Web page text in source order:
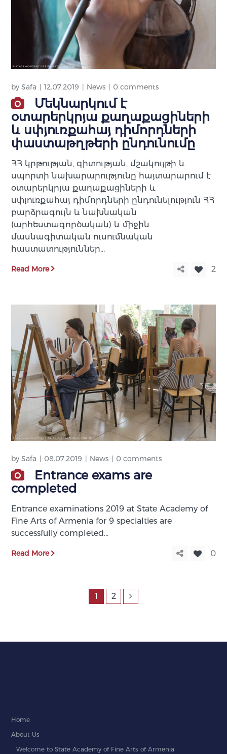
bySafa 12.07.2019 News 0 comments
Մեկնարկում է
օտարերկրյա քաղաքացիների
և սփյուռքահայ դիմորդների
փաստաթղթերի ընդունումը
ՀՀ կրթության, գիտության, մշակույթի և
սպորտի նախարարությունը հայտարարում է
օտարերկրյա քաղաքացիների և
սփյուռքահայ դիմորդների ընդունելություն ՀՀ
բարձրագույն և նախնական
(արհեստագործական) և միջին
մասնագիտական ուսումնական
հաստատություններ…
Read More 2
bySafa 08.07.2019 News 0 comments
Entrance exams are
completed
Entrance examinations 2019 at State Academy of
Fine Arts of Armenia for 9 specialties are
successfully completed…
Read More 0
1 2
Home
About Us
Welcome to State Academy of Fine Arts of Armenia